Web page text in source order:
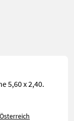
5,60 x 2,40.
Österreich